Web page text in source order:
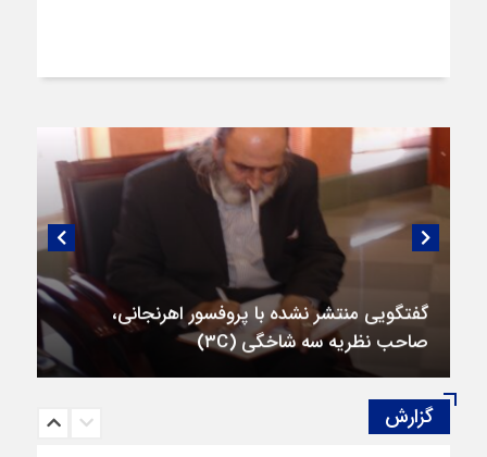
گفتگویی منتشر نشده با پروفسور اهرنجانی،
صاحب نظریه سه‌ شاخگی (۳C)
گزارش‌